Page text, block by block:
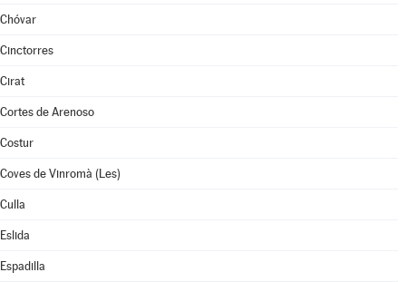
Chóvar
Cinctorres
Cirat
Cortes de Arenoso
Costur
Coves de Vinromà (Les)
Culla
Eslida
Espadilla